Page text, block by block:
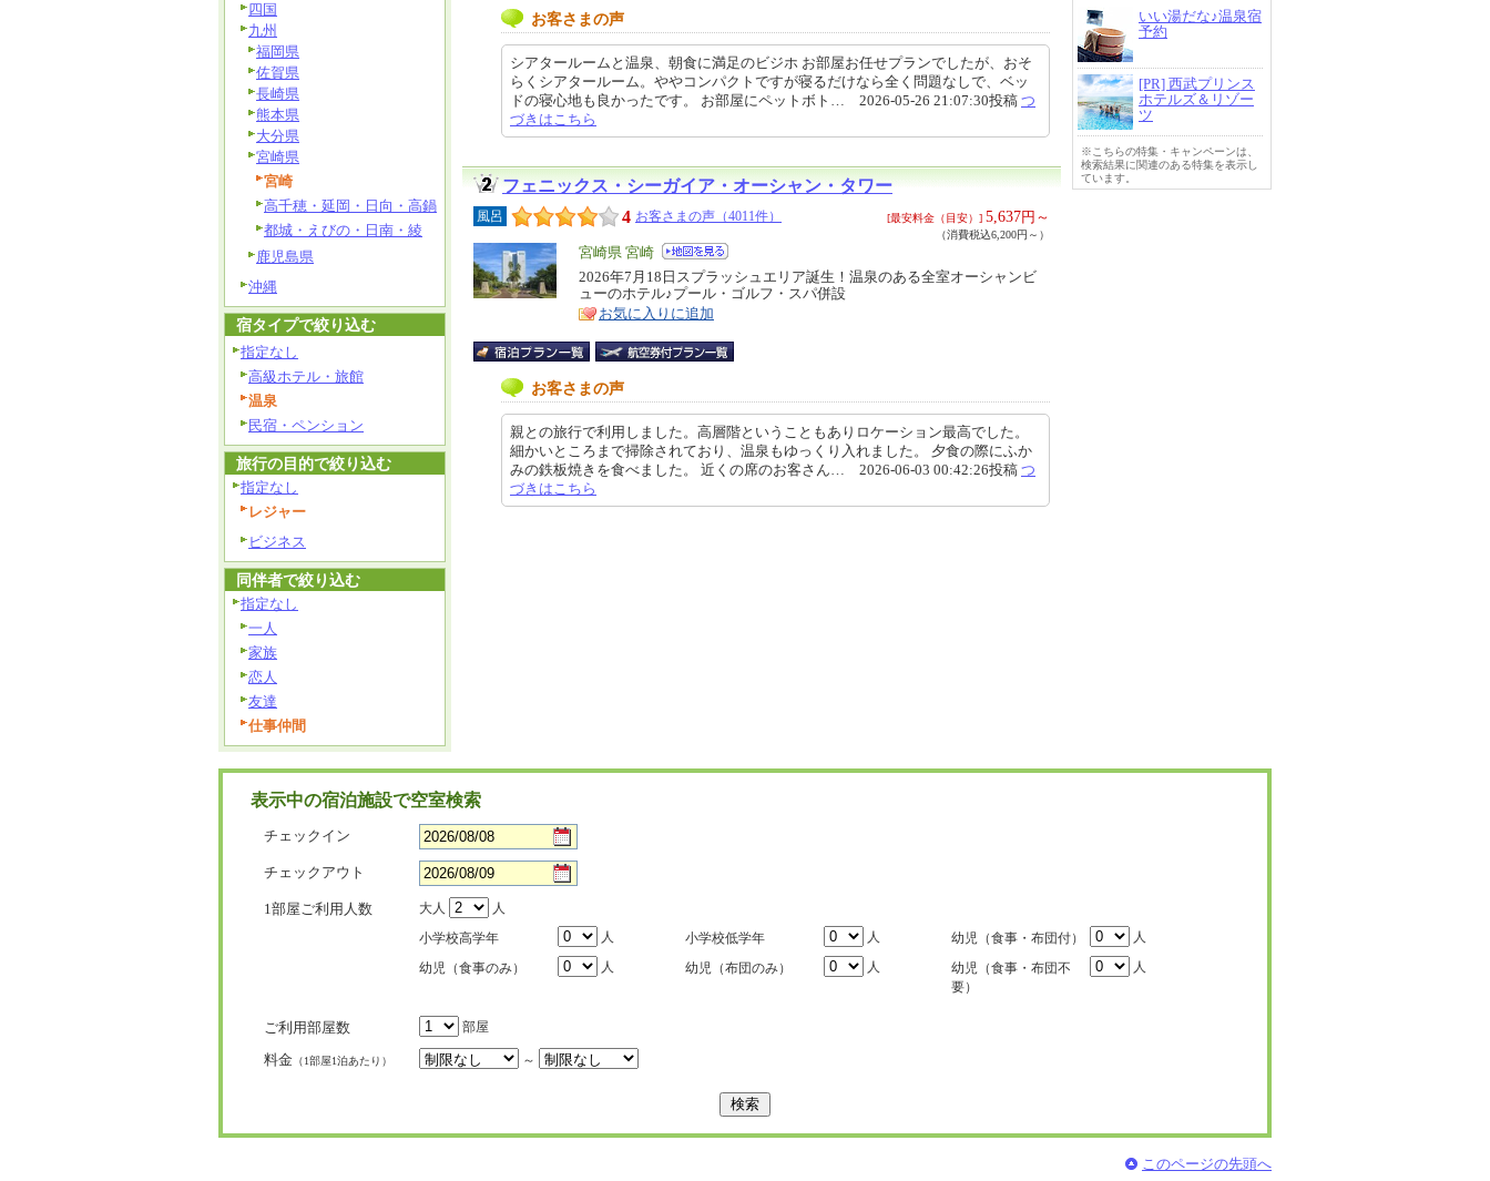
お客さまの声
シアタールームと温泉、朝食に満足のビジホ お部屋お任せプランでしたが、おそ
らくシアタールーム。ややコンパクトですが寝るだけなら全く問題なしで、ベッ
ドの寝心地も良かったです。 お部屋にペットボト… 2026-05-26 21:07:30投稿 つ
づきはこちら
フェニックス・シーガイア・オーシャン・タワー
風呂 4 お客さまの声（4011件） [最安料金（目安）] 5,637円～
（消費税込6,200円～）
エ
リ
ア
宮崎県 宮崎
特
徴
2026年7月18日スプラッシュエリア誕生！温泉のある全室オーシャンビ
ューのホテル♪プール・ゴルフ・スパ併設
お気に入りに追加
お客さまの声
親との旅行で利用しました。高層階ということもありロケーション最高でした。
細かいところまで掃除されており、温泉もゆっくり入れました。 夕食の際にふか
みの鉄板焼きを食べました。 近くの席のお客さん… 2026-06-03 00:42:26投稿 つ
づきはこちら
いい湯だな♪温泉宿
予約
[PR] 西武プリンス
ホテルズ＆リゾー
ツ
※こちらの特集・キャンペーンは、
検索結果に関連のある特集を表示し
ています。
四国
九州
福岡県
佐賀県
長崎県
熊本県
大分県
宮崎県
宮崎
高千穂・延岡・日向・高鍋
都城・えびの・日南・綾
鹿児島県
沖縄
宿タイプで絞り込む
指定なし
高級ホテル・旅館
温泉
民宿・ペンション
旅行の目的で絞り込む
指定なし
レジャー
ビジネス
同伴者で絞り込む
指定なし
一人
家族
恋人
友達
仕事仲間
表示中の宿泊施設で空室検索
チェックイン
チェックアウト
1部屋ご利用人数 大人
人
小学校高学年
人 小学校低学年 人 幼児（食事・布団付）
人
幼児（食事のみ）
人 幼児（布団のみ） 人
幼児（食事・布団不
要）
人
ご利用部屋数 部屋
料金 （1部屋1泊あたり） ～
このページの先頭へ